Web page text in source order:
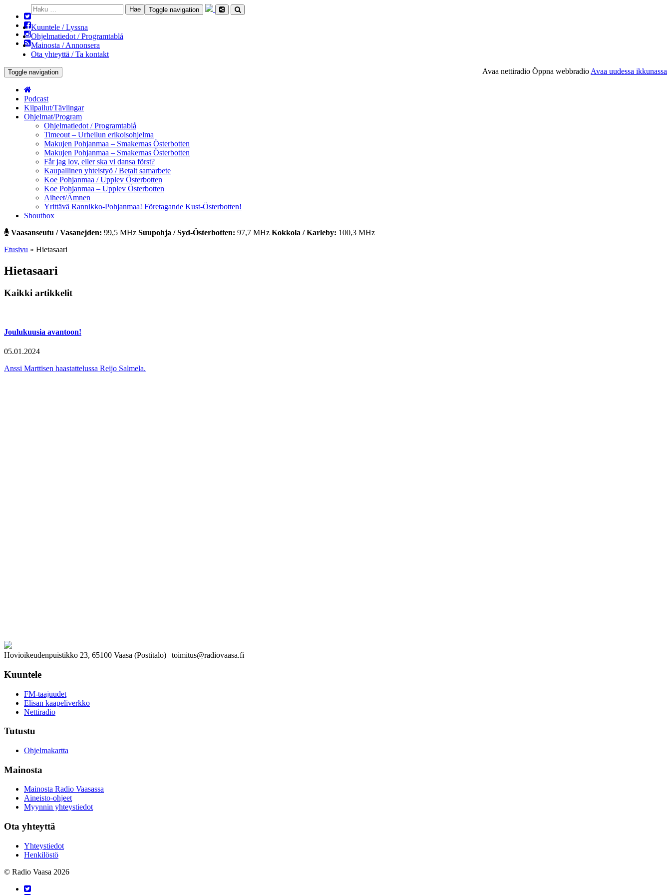
Toggle navigation
Haku:
Kuuntele / Lyssna
Ohjelmatiedot / Programtablå
Mainosta / Annonsera
Ota yhteyttä / Ta kontakt
Toggle navigation Avaa nettiradio Öppna webbradio Avaa uudessa ikkunassa
Podcast
Kilpailut/Tävlingar
Ohjelmat/Program
Ohjelmatiedot / Programtablå
Timeout – Urheilun erikoisohjelma
Makujen Pohjanmaa – Smakernas Österbotten
Makujen Pohjanmaa – Smakernas Österbotten
Får jag lov, eller ska vi dansa först?
Kaupallinen yhteistyö / Betalt samarbete
Koe Pohjanmaa / Upplev Österbotten
Koe Pohjanmaa – Upplev Österbotten
Aiheet/Ämnen
Yrittävä Rannikko-Pohjanmaa! Företagande Kust-Österbotten!
Shoutbox
Vaasanseutu / Vasanejden: 99,5 MHz Suupohja / Syd-Österbotten: 97,7 MHz Kokkola / Karleby: 100,3 MHz
Etusivu » Hietasaari
Hietasaari
Kaikki artikkelit
Joulukuusia avantoon!
05.01.2024
Anssi Marttisen haastattelussa Reijo Salmela.
Hovioikeudenpuistikko 23, 65100 Vaasa (Postitalo) | toimitus@radiovaasa.fi
Kuuntele
FM-taajuudet
Elisan kaapeliverkko
Nettiradio
Tutustu
Ohjelmakartta
Mainosta
Mainosta Radio Vaasassa
Aineisto-ohjeet
Myynnin yhteystiedot
Ota yhteyttä
Yhteystiedot
Henkilöstö
© Radio Vaasa 2026